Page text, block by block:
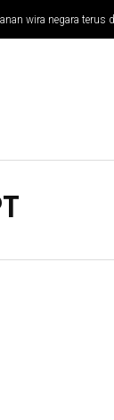
wira negara terus